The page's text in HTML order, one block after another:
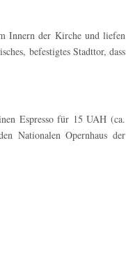
Innern der Kirche und liefen
befestigtes Stadttor, dass
Espresso für 15 UAH (ca.
Nationalen Opernhaus der